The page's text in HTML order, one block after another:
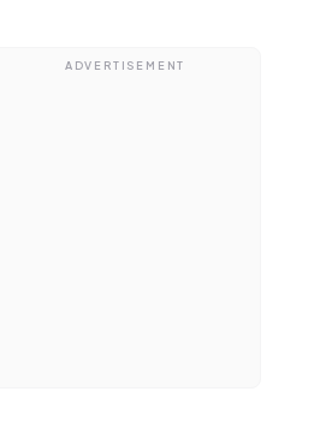
ADVERTISEMENT